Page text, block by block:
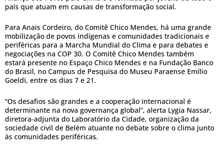
país que atuam em causas de transformação social.
Para Anais Cordeiro, do Comitê Chico Mendes, há uma grande
mobilização de povos indígenas e comunidades tradicionais e
periféricas para a Marcha Mundial do Clima e para debates e
negociações na COP 30. O Comitê Chico Mendes também
estará presente no Espaço Chico Mendes e na Fundação Banco
do Brasil, no Campus de Pesquisa do Museu Paraense Emílio
Goeldi, entre os dias 7 e 21.
“Os desafios são grandes e a cooperação internacional é
determinante na nova governança global”, alerta Lygia Nassar,
diretora-adjunta do Laboratório da Cidade, organização da
sociedade civil de Belém atuante no debate sobre o clima junto
às comunidades periféricas.